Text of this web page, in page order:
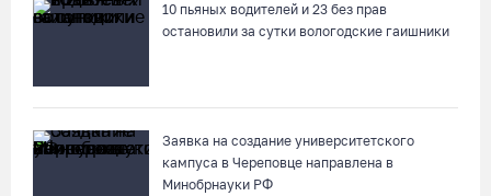
10 пьяных водителей и 23 без прав
остановили за сутки вологодские гаишники
Заявка на создание университетского
кампуса в Череповце направлена в
Минобрнауки РФ